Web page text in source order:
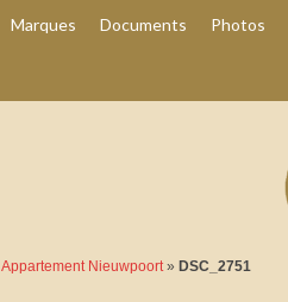
Marques Documents Photos
Appartement Nieuwpoort» DSC_2751